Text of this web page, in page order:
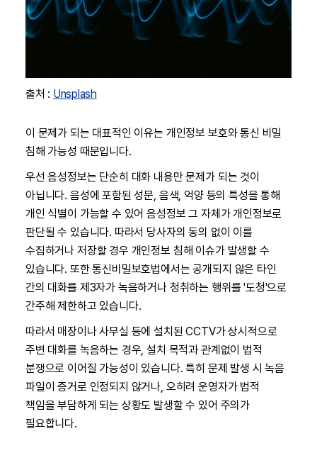
출처 : Unsplash
이 문제가 되는 대표적인 이유는 개인정보 보호와 통신 비밀
침해 가능성 때문입니다.
우선 음성정보는 단순히 대화 내용만 문제가 되는 것이
아닙니다. 음성에 포함된 성문, 음색, 억양 등의 특성을 통해
개인 식별이 가능할 수 있어 음성정보 그 자체가 개인정보로
판단될 수 있습니다. 따라서 당사자의 동의 없이 이를
수집하거나 저장할 경우 개인정보 침해 이슈가 발생할 수
있습니다. 또한 통신비밀보호법에서는 공개되지 않은 타인
간의 대화를 제3자가 녹음하거나 청취하는 행위를 '도청'으로
간주해 제한하고 있습니다.
따라서 매장이나 사무실 등에 설치된 CCTV가 상시적으로
주변 대화를 녹음하는 경우, 설치 목적과 관계없이 법적
분쟁으로 이어질 가능성이 있습니다. 특히 문제 발생 시 녹음
파일이 증거로 인정되지 않거나, 오히려 운영자가 법적
책임을 부담하게 되는 상황도 발생할 수 있어 주의가
필요합니다.